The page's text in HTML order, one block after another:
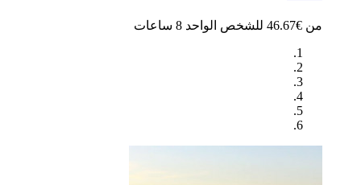
من €46.67 للشخص الواحد 8 ساعات